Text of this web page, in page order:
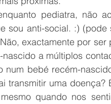
pediatra, não
sou anti-social. :)
exactamente por
a múltiplos
num bebé recém-
transmitir uma
quando nos